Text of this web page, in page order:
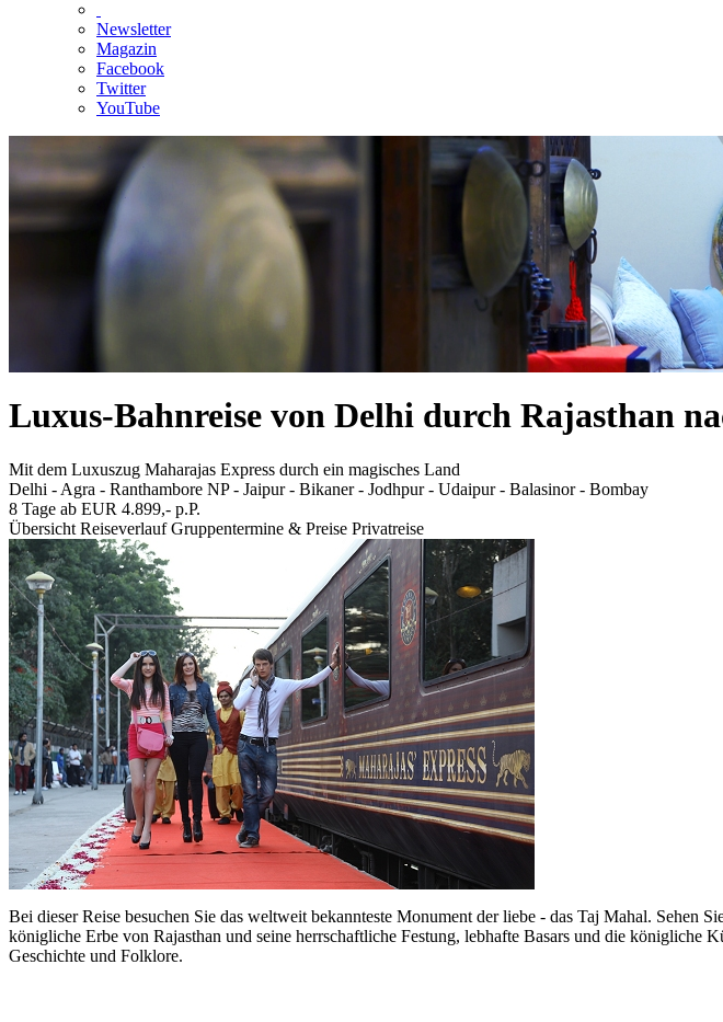
Newsletter
Magazin
Facebook
Twitter
YouTube
Luxus-Bahnreise von Delhi durch Rajasthan
Mit dem Luxuszug Maharajas Express durch ein magisches Land
Delhi - Agra - Ranthambore NP - Jaipur - Bikaner - Jodhpur - Udaipur - Balasinor - Bombay
8 Tage ab EUR 4.899,- p.P.
Übersicht Reiseverlauf Gruppentermine & Preise Privatreise
Bei dieser Reise besuchen Sie das weltweit bekannteste Monument der liebe - das Taj Mahal. Sehen
königliche Erbe von Rajasthan und seine herrschaftliche Festung, lebhafte Basars und die
Geschichte und Folklore.